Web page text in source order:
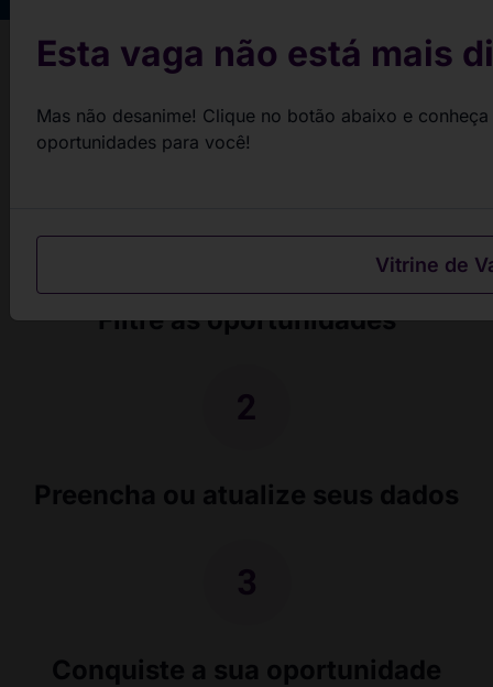
passos
Filtre as oportunidades
Preencha ou atualize seus dados
Conquiste a sua oportunidade
Esta vaga não está mais
Mas não desanime! Clique no botão abaixo e
oportunidades para você!
Vitrine de